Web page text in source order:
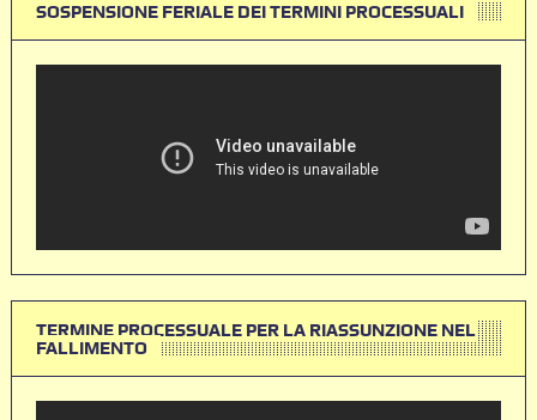
SOSPENSIONE FERIALE DEI TERMINI PROCESSUALI
TERMINE PROCESSUALE PER LA RIASSUNZIONE NEL
FALLIMENTO